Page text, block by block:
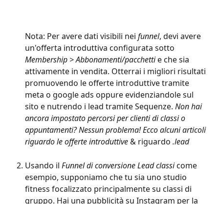
Nota: Per avere dati visibili nei funnel, devi avere
un'offerta introduttiva configurata sotto
Membership > Abbonamenti/pacchetti e che sia
attivamente in vendita. Otterrai i migliori risultati
promuovendo le offerte introduttive tramite
meta o google ads oppure evidenziandole sul
sito e nutrendo i lead tramite Sequenze. Non hai
ancora impostato percorsi per clienti di classi o
appuntamenti? Nessun problema! Ecco alcuni articoli
riguardo le offerte introduttive & riguardo .lead
Usando il Funnel di conversione Lead classi come
esempio, supponiamo che tu sia uno studio
fitness focalizzato principalmente su classi di
gruppo. Hai una pubblicità su Instagram per la